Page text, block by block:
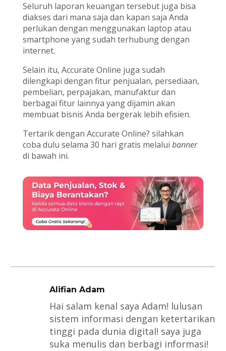
Seluruh laporan keuangan tersebut juga bisa
diakses dari mana saja dan kapan saja Anda
perlukan dengan menggunakan laptop atau
smartphone yang sudah terhubung dengan
internet.
Selain itu, Accurate Online juga sudah
dilengkapi dengan fitur penjualan, persediaan,
pembelian, perpajakan, manufaktur dan
berbagai fitur lainnya yang dijamin akan
membuat bisnis Anda bergerak lebih efisien.
Tertarik dengan Accurate Online? silahkan
coba dulu selama 30 hari gratis melalui banner
di bawah ini.
Alifian Adam
Hai salam kenal saya Adam! lulusan
sistem informasi dengan ketertarikan
tinggi pada dunia digital! saya juga
suka menulis dan berbagi informasi!